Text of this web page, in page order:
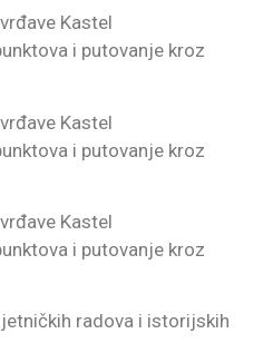
Kastel
i putovanje kroz
Kastel
i putovanje kroz
Kastel
i putovanje kroz
radova i istorijskih